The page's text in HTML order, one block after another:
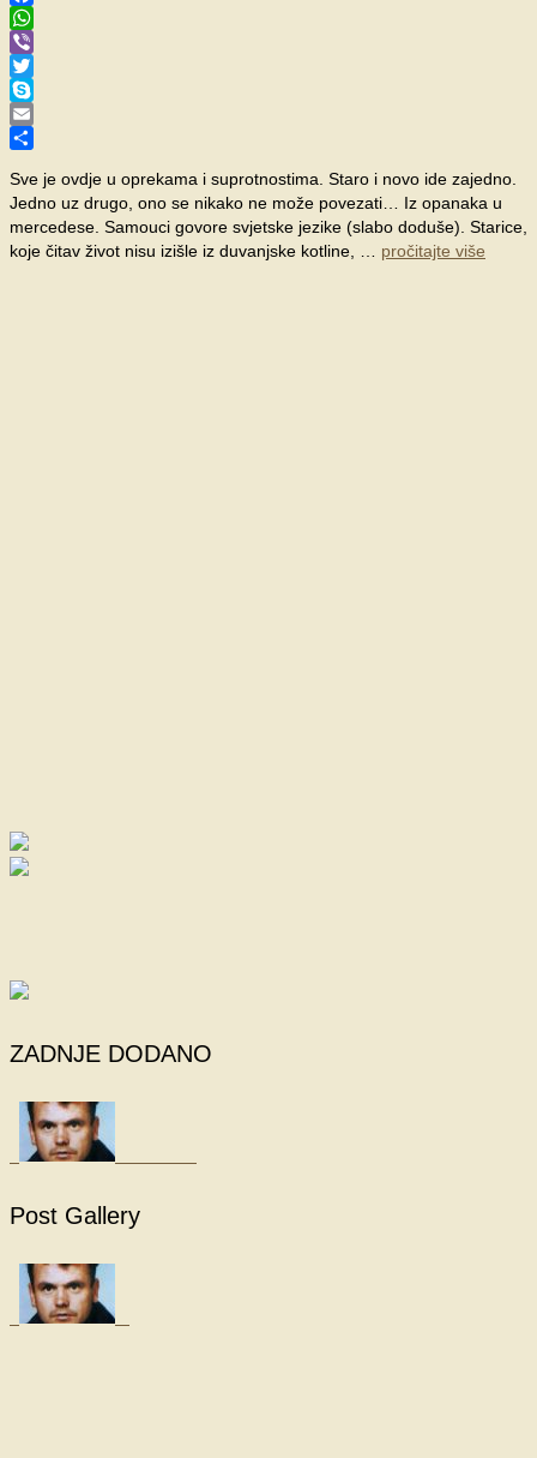
Facebook
WhatsApp
Viber
Twitter
Skype
Email
Sve je ovdje u oprekama i suprotnostima. Staro i novo ide zajedno.
Jedno uz drugo, ono se nikako ne može povezati… Iz opanaka u
mercedese. Samouci govore svjetske jezike (slabo doduše). Starice,
koje čitav život nisu izišle iz duvanjske kotline, … pročitajte više
ZADNJE DODANO
Post Gallery